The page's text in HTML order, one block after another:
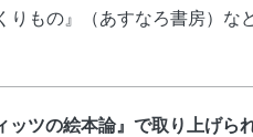
りもの』（あすなろ書房）
ツの絵本論』で取り上げら